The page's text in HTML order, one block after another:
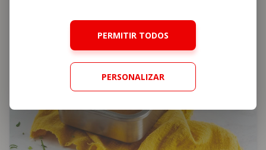
PERMITIR TODOS
PERSONALIZAR